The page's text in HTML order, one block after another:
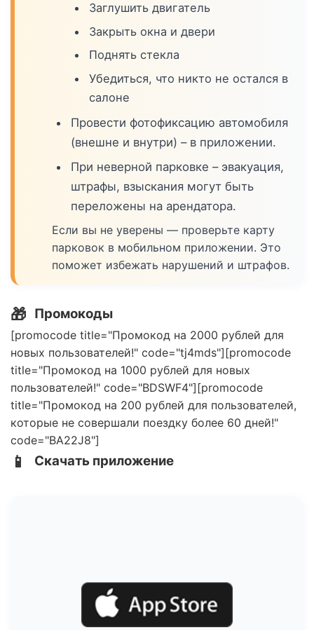
Заглушить двигатель
Закрыть окна и двери
Поднять стекла
Убедиться, что никто не остался в
салоне
Провести фотофиксацию автомобиля
(внешне и внутри) – в приложении.
При неверной парковке – эвакуация,
штрафы, взыскания могут быть
переложены на арендатора.
Если вы не уверены — проверьте карту
парковок в мобильном приложении. Это
поможет избежать нарушений и штрафов.
🎁 Промокоды
[promocode title="Промокод на 2000 рублей для
новых пользователей!" code="tj4mds"][promocode
title="Промокод на 1000 рублей для новых
пользователей!" code="BDSWF4"][promocode
title="Промокод на 200 рублей для пользователей,
которые не совершали поездку более 60 дней!"
code="BA22J8"]
📱 Скачать приложение